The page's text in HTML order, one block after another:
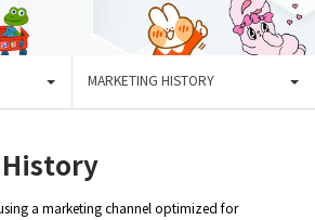
MARKETING HISTORY
a marketing channel optimized for